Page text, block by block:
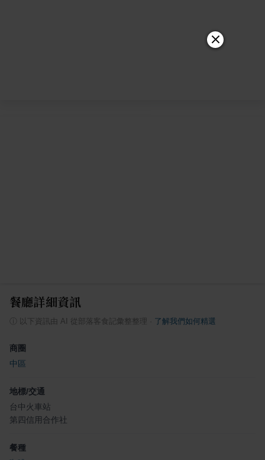
餐廳詳細資訊
以下資訊由 AI 從部落客食記彙整整理 了解我們如何精選
商圈
中區
地標/交通
台中火車站
第四信用合作社
餐種